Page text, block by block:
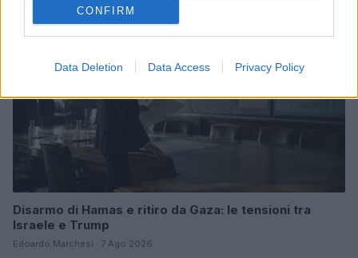
CONFIRM
Data Deletion Data Access Privacy Policy
Disarmo di Hamas e ritiro da Gaza: le tensioni tra
Israele e Trump
Edoardo Marchesi · 7 Ago 2026